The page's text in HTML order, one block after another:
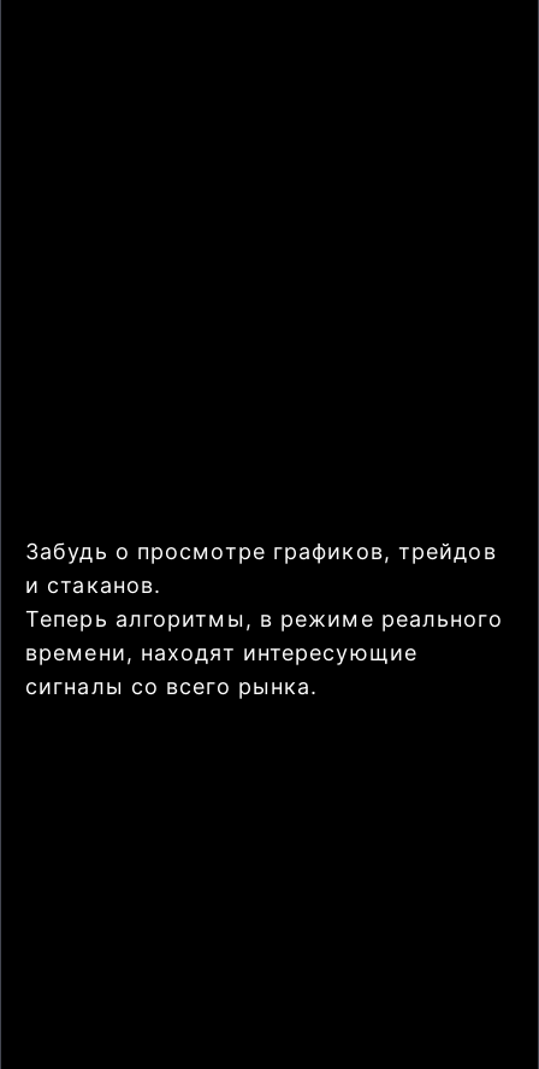
Забудь о просмотре графиков, трейдов
и стаканов.
Теперь алгоритмы, в режиме реального
времени, находят интересующие
сигналы со всего рынка.